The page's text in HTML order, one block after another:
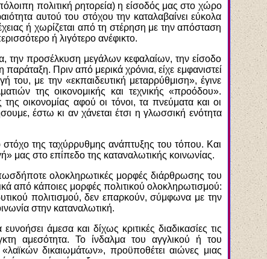
πολιτική ρητορεία) η είσοδός μας στο χώρο
αυτού του στόχου την καταλαβαίνει εύκολα
ή χωρίζεται από τη στέρηση με την απόσταση
ή λιγότερο ανέφικτο.
την προσέλκυση μεγάλων κεφαλαίων, την είσοδο
Πριν από μερικά χρόνια, είχε εμφανιστεί
με την «εκπαιδευτική μεταρρύθμιση», έγινε
της οικονομικής και τεχνικής «προόδου».
οικονομίας αφού οι τόνοι, τα πνεύματα και οι
έστω κι αν χάνεται έτσι η γλωσσική ενότητα
στόχο της ταχύρρυθμης ανάπτυξης του τόπου. Και
μας στο επίπεδο της καταναλωτικής κοινωνίας.
ολοκληρωτικές μορφές διάρθρωσης του
από κάποιες μορφές πολιτικού ολοκληρωτισμού:
πολιτισμού, δεν επαρκούν, σύμφωνα με την
στην καταναλωτική.
άμεσα και δίχως κριτικές διαδικασίες τις
αμεσότητα. Το ίνδαλμα του αγγλικού ή του
δικαιωμάτων», προϋποθέτει αιώνες μιας